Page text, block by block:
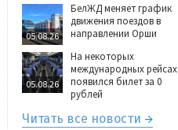
05.08.26
БелЖД меняет график
движения поездов в
направлении Орши
05.08.26
На некоторых
международных рейсах
появился билет за 0
рублей
Читать все новости